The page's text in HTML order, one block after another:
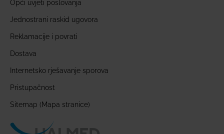
Opći uvjeti poslovanja
Jednostrani raskid ugovora
Reklamacije i povrati
Dostava
Internetsko rješavanje sporova
Pristupačnost
Sitemap (Mapa stranice)